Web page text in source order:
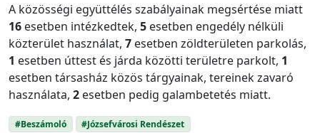
A közösségi együttélés szabályainak megsértése miatt
16 esetben intézkedtek, 5 esetben engedély nélküli
közterület használat, 7 esetben zöldterületen parkolás,
1 esetben úttest és járda közötti területre parkolt, 1
esetben társasház közös tárgyainak, tereinek zavaró
használata, 2 esetben pedig galambetetés miatt.
#Beszámoló #Józsefvárosi Rendészet